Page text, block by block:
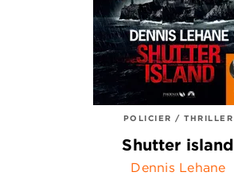
POLICIER / THRILLER
Shutter island
Dennis Lehane